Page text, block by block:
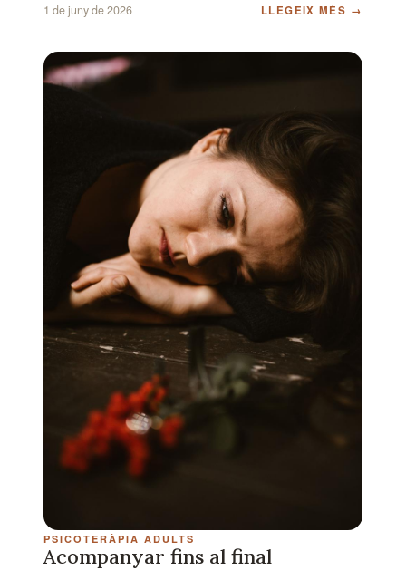
1 de juny de 2026 LLEGEIX MÉS →
PSICOTERÀPIA ADULTS
Acompanyar fins al final